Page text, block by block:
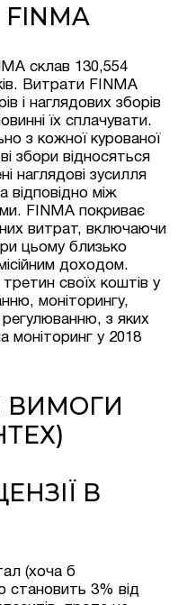
склав 130,554
Витрати FINMA
і наглядових зборів
їх сплачувати.
з кожної курованої
збори відносяться
наглядові зусилля
відповідно між
FINMA покриває
витрат, включаючи
цьому близько
доходом.
своїх коштів у
моніторингу,
з яких
моніторинг у 2018
ВИМОГИ
В
(хоча б
становить 3% від